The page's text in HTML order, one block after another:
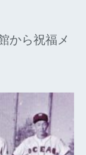
から祝福メ